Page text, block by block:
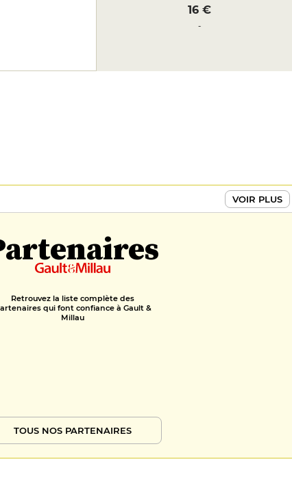
16 €
terre
Crème chocolat, émulsion
pralinée et noisettes
VOIR PLUS
Retrouvez la liste complète des
qui font confiance à Gault &
Millau
TOUS NOS PARTENAIRES